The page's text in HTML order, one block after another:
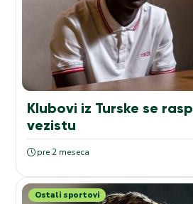
Klubovi iz Turske se
vezistu
pre 2 meseca
Ostali sportovi